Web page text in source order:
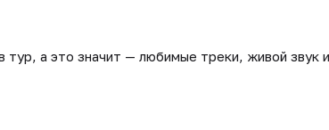
тур, а это значит — любимые треки, живой звук